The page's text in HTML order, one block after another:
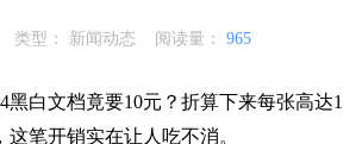
类型： 新闻动态 阅读量： 965
白文档竟要10元？折算下来每张高达1
笔开销实在让人吃不消。